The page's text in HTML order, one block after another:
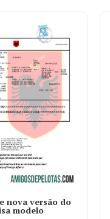
nova versão do
modelo